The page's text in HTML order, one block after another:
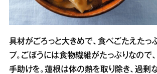
具材がごろっと大きめで、食べごたえたっ
プ。ごぼうには食物繊維がたっぷりなので
手助けを。蓮根は体の熱を取り除き、過剰